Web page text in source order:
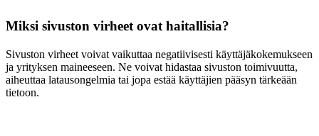
Miksi sivuston virheet ovat haitallisia?
Sivuston virheet voivat vaikuttaa negatiivisesti käyttäjäkokemukseen
ja yrityksen maineeseen. Ne voivat hidastaa sivuston toimivuutta,
aiheuttaa latausongelmia tai jopa estää käyttäjien pääsyn tärkeään
tietoon.